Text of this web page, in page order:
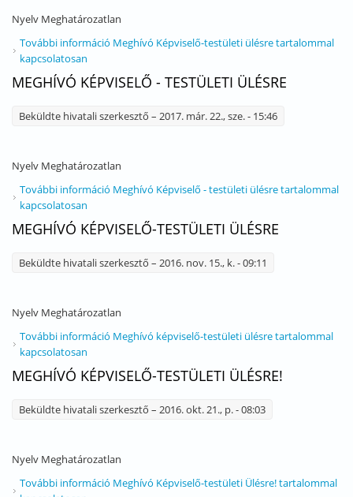
Nyelv Meghatározatlan
További információ Meghívó Képviselő-testületi ülésre tartalommal
kapcsolatosan
MEGHÍVÓ KÉPVISELŐ - TESTÜLETI ÜLÉSRE
Beküldte hivatali szerkesztő – 2017. már. 22., sze. - 15:46
Nyelv Meghatározatlan
További információ Meghívó Képviselő - testületi ülésre tartalommal
kapcsolatosan
MEGHÍVÓ KÉPVISELŐ-TESTÜLETI ÜLÉSRE
Beküldte hivatali szerkesztő – 2016. nov. 15., k. - 09:11
Nyelv Meghatározatlan
További információ Meghívó képviselő-testületi ülésre tartalommal
kapcsolatosan
MEGHÍVÓ KÉPVISELŐ-TESTÜLETI ÜLÉSRE!
Beküldte hivatali szerkesztő – 2016. okt. 21., p. - 08:03
Nyelv Meghatározatlan
További információ Meghívó Képviselő-testületi Ülésre! tartalommal